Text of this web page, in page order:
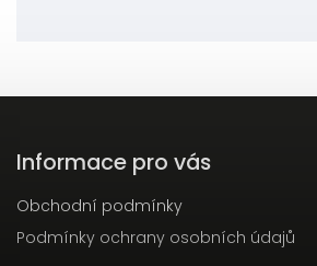
Informace pro vás
Obchodní podmínky
Podmínky ochrany osobních údajů